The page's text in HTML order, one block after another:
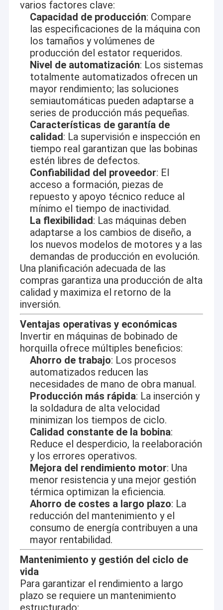
varios factores clave:
Capacidad de producción: Compare
las especificaciones de la máquina con
los tamaños y volúmenes de
producción del estator requeridos.
Nivel de automatización: Los sistemas
totalmente automatizados ofrecen un
mayor rendimiento; las soluciones
semiautomáticas pueden adaptarse a
series de producción más pequeñas.
Características de garantía de
calidad: La supervisión e inspección en
tiempo real garantizan que las bobinas
estén libres de defectos.
Confiabilidad del proveedor: El
acceso a formación, piezas de
repuesto y apoyo técnico reduce al
mínimo el tiempo de inactividad.
La flexibilidad: Las máquinas deben
adaptarse a los cambios de diseño, a
los nuevos modelos de motores y a las
demandas de producción en evolución.
Una planificación adecuada de las
compras garantiza una producción de alta
calidad y maximiza el retorno de la
inversión.
Ventajas operativas y económicas
Invertir en máquinas de bobinado de
horquilla ofrece múltiples beneficios:
Ahorro de trabajo: Los procesos
automatizados reducen las
necesidades de mano de obra manual.
Producción más rápida: La inserción y
la soldadura de alta velocidad
minimizan los tiempos de ciclo.
Calidad constante de la bobina:
Reduce el desperdicio, la reelaboración
y los errores operativos.
Mejora del rendimiento motor: Una
menor resistencia y una mejor gestión
térmica optimizan la eficiencia.
Ahorro de costes a largo plazo: La
reducción del mantenimiento y el
consumo de energía contribuyen a una
mayor rentabilidad.
Mantenimiento y gestión del ciclo de
vida
Para garantizar el rendimiento a largo
plazo se requiere un mantenimiento
Ubicada en Suzhou, un vibrante centro industrial y comercial
en el delta del río Yangtze, Champyound se especializa en I + D,
fabricación y ventas de máquinas de motor de alambre
plano.Nuestras máquinas fabricadas en Suzhou están diseñadas
que se utilizan ampliamente en aplicaciones como motores de
electrodomésticos, motores industriales, motores de
compresores, motores CA, servomotores y generadores, etc.
Aprovechando nuestros experimentados ingenieros,
profesionales calificados, máquinas de última generación,
estrictos controles de procesos de fabricación y una extensa
red de servicios,Estamos comprometidos a ofrecer las
soluciones más optimizadas para la fabricación de motores de
alambre plano a nuestros clientesHasta ahora, además de